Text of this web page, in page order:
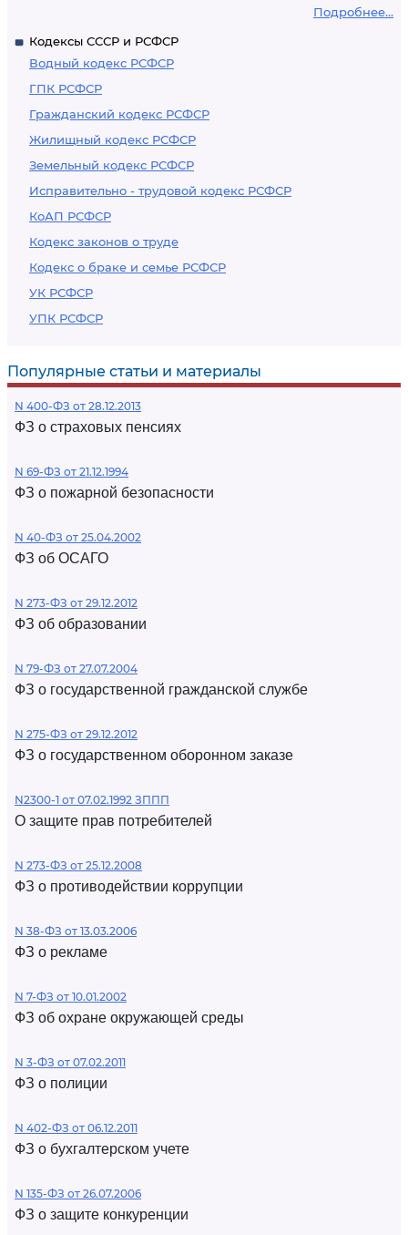
Подробнее...
Кодексы СССР и РСФСР
Водный кодекс РСФСР
ГПК РСФСР
Гражданский кодекс РСФСР
Жилищный кодекс РСФСР
Земельный кодекс РСФСР
Исправительно - трудовой кодекс РСФСР
КоАП РСФСР
Кодекс законов о труде
Кодекс о браке и семье РСФСР
УК РСФСР
УПК РСФСР
Популярные статьи и материалы
N 400-ФЗ от 28.12.2013
ФЗ о страховых пенсиях
N 69-ФЗ от 21.12.1994
ФЗ о пожарной безопасности
N 40-ФЗ от 25.04.2002
ФЗ об ОСАГО
N 273-ФЗ от 29.12.2012
ФЗ об образовании
N 79-ФЗ от 27.07.2004
ФЗ о государственной гражданской службе
N 275-ФЗ от 29.12.2012
ФЗ о государственном оборонном заказе
N2300-1 от 07.02.1992 ЗППП
О защите прав потребителей
N 273-ФЗ от 25.12.2008
ФЗ о противодействии коррупции
N 38-ФЗ от 13.03.2006
ФЗ о рекламе
N 7-ФЗ от 10.01.2002
ФЗ об охране окружающей среды
N 3-ФЗ от 07.02.2011
ФЗ о полиции
N 402-ФЗ от 06.12.2011
ФЗ о бухгалтерском учете
N 135-ФЗ от 26.07.2006
ФЗ о защите конкуренции